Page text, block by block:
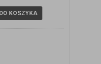
DO KOSZYKA